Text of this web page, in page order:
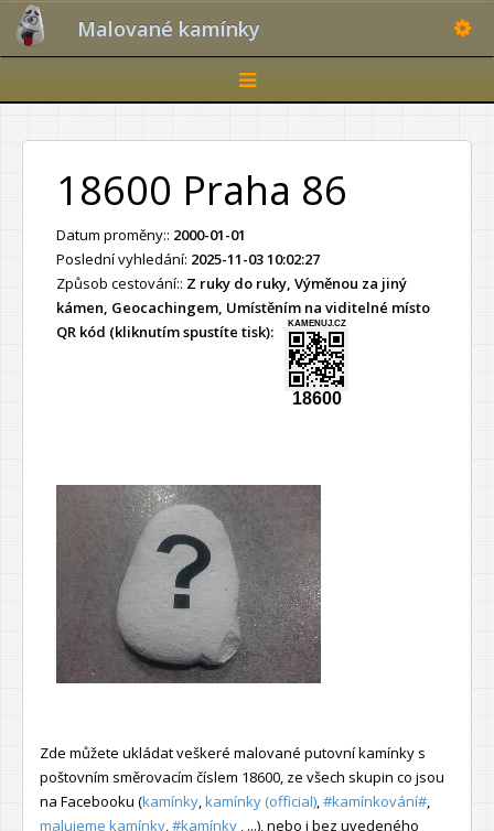
Malované kamínky
Toggle
navigation
18600 Praha 86
Datum proměny:: 2000-01-01
Poslední vyhledání: 2025-11-03 10:02:27
Způsob cestování:: Z ruky do ruky, Výměnou za jiný
kámen, Geocachingem, Umístěním na viditelné místo
QR kód (kliknutím spustíte tisk):
KAMENUJ.CZ
18600
Zde můžete ukládat veškeré malované putovní kamínky s
poštovním směrovacím číslem 18600, ze všech skupin co jsou
na Facebooku (kamínky kamínky (official) #kamínkování#
malujeme kamínky #kamínky , ...), nebo i bez uvedeného